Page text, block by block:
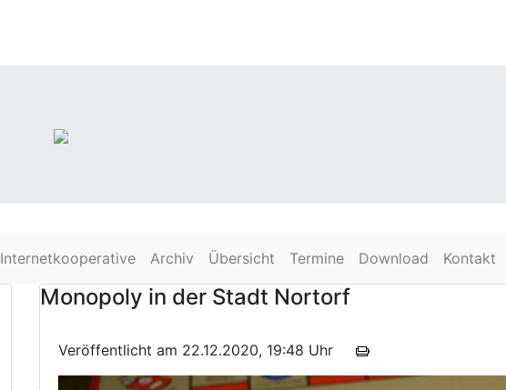
Internetkooperative Archiv Übersicht Termine Download Kontakt
Monopoly in der Stadt Nortorf
Veröffentlicht am 22.12.2020, 19:48 Uhr